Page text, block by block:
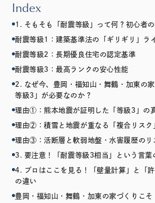
Index
1. そもそも「耐震等級」って何？初心者
耐震等級1：建築基準法の「ギリギリ」ラ
耐震等級2：長期優良住宅の認定基準
耐震等級3：最高ランクの安心性能
2. なぜ今、豊岡・福知山・舞鶴・加東の
等級3」が必要なのか？
理由①：熊本地震が証明した「等級3」の
理由②：積雪と地震が重なる「複合リスク
理由③：活断層と軟弱地盤・水害履歴のリ
3. 要注意！「耐震等級3相当」という言葉
4. プロはここを見る！「壁量計算」と「許
の違い
豊岡・福知山・舞鶴・加東の家づくりこそ